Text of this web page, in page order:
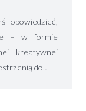
opowiedzieć,
– w formie
kreatywnej
do…